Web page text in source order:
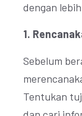
dengan
1.
Sebelum
Tentukan